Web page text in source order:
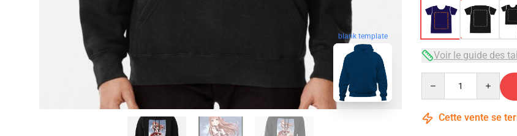
blank template
Voir le guide des
Cette vente se